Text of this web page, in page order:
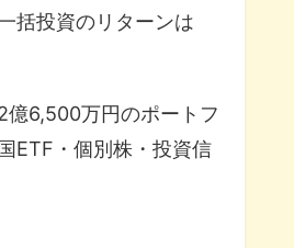
括投資のリターンは
億6,500万円のポートフ
ETF・個別株・投資信